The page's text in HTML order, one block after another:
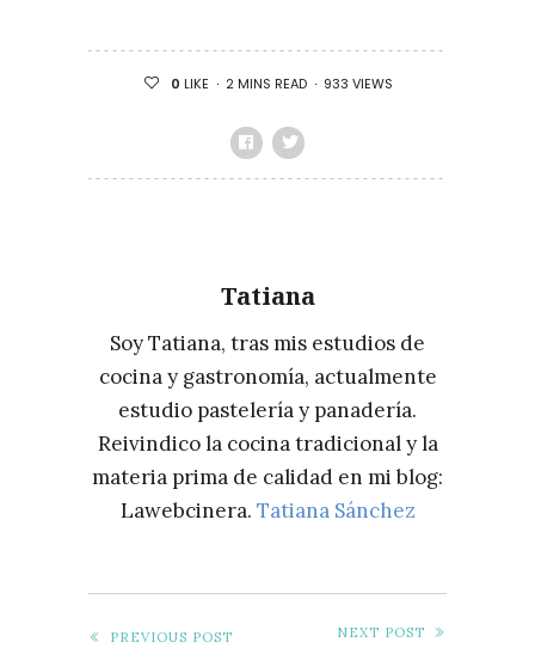
0 LIKE 2 MINS READ 933 VIEWS
Tatiana
Soy Tatiana, tras mis estudios de
cocina y gastronomía, actualmente
estudio pastelería y panadería.
Reivindico la cocina tradicional y la
materia prima de calidad en mi blog:
Lawebcinera. Tatiana Sánchez
PREVIOUS POST NEXT POST